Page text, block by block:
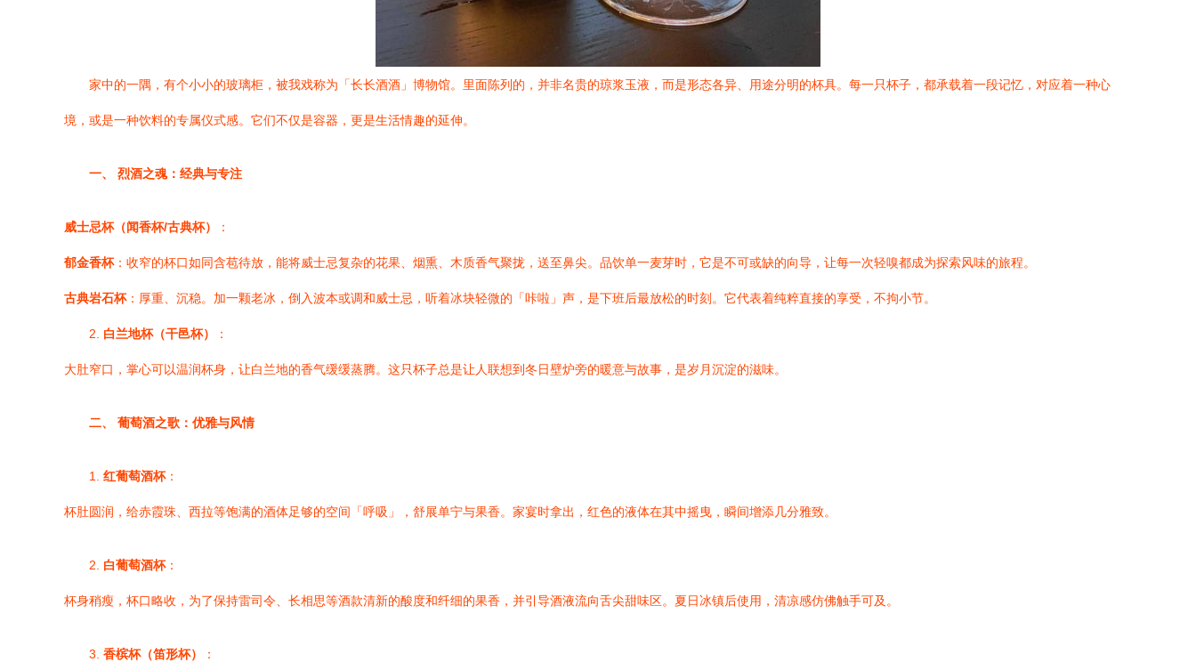
家中的一隅，有个小小的玻璃柜，被我戏称为「长长酒酒」博物馆。里面陈列的，并非名贵的琼浆玉液，而是形态各异、用途分明的杯具。每一只杯子，都承载着一段记忆，对应着一种心
境，或是一种饮料的专属仪式感。它们不仅是容器，更是生活情趣的延伸。
一、 烈酒之魂：经典与专注
威士忌杯（闻香杯/古典杯） ：
郁金香杯：收窄的杯口如同含苞待放，能将威士忌复杂的花果、烟熏、木质香气聚拢，送至鼻尖。品饮单一麦芽时，它是不可或缺的向导，让每一次轻嗅都成为探索风味的旅程。
古典岩石杯：厚重、沉稳。加一颗老冰，倒入波本或调和威士忌，听着冰块轻微的「咔啦」声，是下班后最放松的时刻。它代表着纯粹直接的享受，不拘小节。
2. 白兰地杯（干邑杯） ：
大肚窄口，掌心可以温润杯身，让白兰地的香气缓缓蒸腾。这只杯子总是让人联想到冬日壁炉旁的暖意与故事，是岁月沉淀的滋味。
二、 葡萄酒之歌：优雅与风情
1. 红葡萄酒杯：
杯肚圆润，给赤霞珠、西拉等饱满的酒体足够的空间「呼吸」，舒展单宁与果香。家宴时拿出，红色的液体在其中摇曳，瞬间增添几分雅致。
2. 白葡萄酒杯：
杯身稍瘦，杯口略收，为了保持雷司令、长相思等酒款清新的酸度和纤细的果香，并引导酒液流向舌尖甜味区。夏日冰镇后使用，清凉感仿佛触手可及。
3. 香槟杯（笛形杯） ：